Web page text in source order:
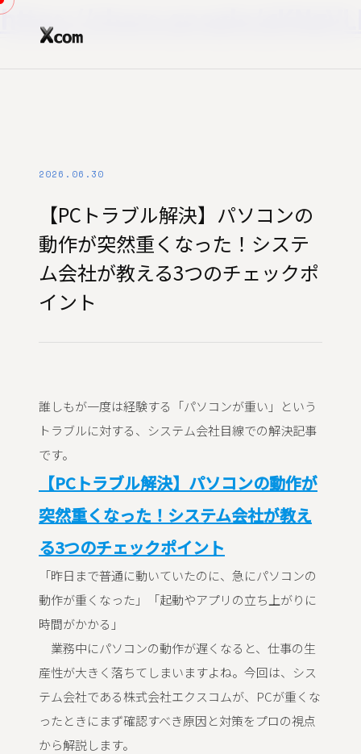
https://share.google/
2026.06.30
【PCトラブル解決】パソコンの
動作が突然重くなった！システ
ム会社が教える3つのチェックポ
イント
誰しもが一度は経験する「パソコンが重い」という
トラブルに対する、システム会社目線での解決記事
です。
【PCトラブル解決】パソコンの動作が
突然重くなった！システム会社が教え
る3つのチェックポイント
「昨日まで普通に動いていたのに、急にパソコンの
動作が重くなった」「起動やアプリの立ち上がりに
時間がかかる」
業務中にパソコンの動作が遅くなると、仕事の生
産性が大きく落ちてしまいますよね。今回は、シス
テム会社である株式会社エクスコムが、PCが重くな
ったときにまず確認すべき原因と対策をプロの視点
から解説します。